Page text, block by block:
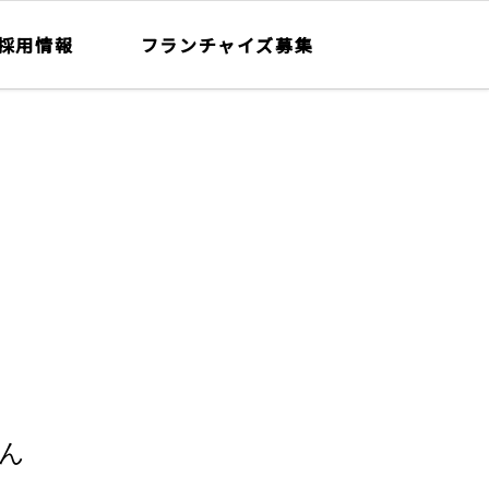
用情報 フランチャイズ募集